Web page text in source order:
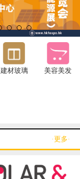
建材玻璃 美容美发
·更多·